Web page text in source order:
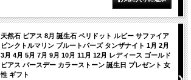
天然石 ピアス 8月 誕生石 ペリドット ルビー サファイア
ピンクトルマリン ブルートパーズ タンザナイト 1月 2月
3月 4月 5月 7月 9月 10月 11月 12月 レディース ゴールド
ピアス バースデー カラーストーン 誕生日 プレゼント 女
性 ギフト